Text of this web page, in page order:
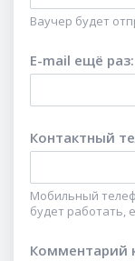
Ваучер будет
E-mail ещё раз:
Контактный
Мобильный
будет работать,
Комментарий